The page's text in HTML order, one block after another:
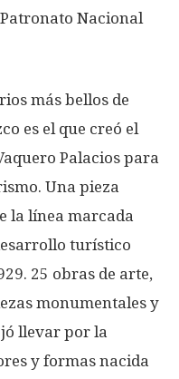
Nacional
más bellos de
es el que creó el
Palacios para
Una pieza
la línea marcada
turístico
25 obras de arte,
monumentales y
llevar por la
y formas nacida